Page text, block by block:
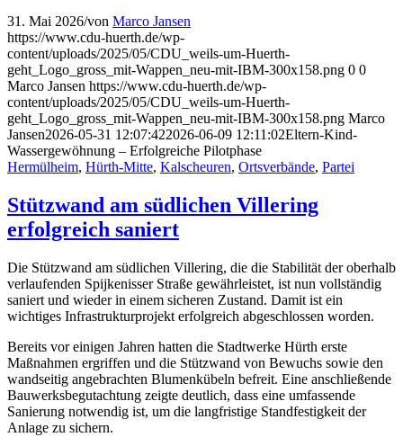
31. Mai 2026/von Marco Jansen
https://www.cdu-huerth.de/wp-
content/uploads/2025/05/CDU_weils-um-Huerth-
geht_Logo_gross_mit-Wappen_neu-mit-IBM-300x158.png 0 0
Marco Jansen https://www.cdu-huerth.de/wp-
content/uploads/2025/05/CDU_weils-um-Huerth-
geht_Logo_gross_mit-Wappen_neu-mit-IBM-300x158.png Marco
Jansen2026-05-31 12:07:422026-06-09 12:11:02Eltern-Kind-
Wassergewöhnung – Erfolgreiche Pilotphase
Hermülheim, Hürth-Mitte, Kalscheuren, Ortsverbände, Partei
Stützwand am südlichen Villering
erfolgreich saniert
Die Stützwand am südlichen Villering, die die Stabilität der oberhalb
verlaufenden Spijkenisser Straße gewährleistet, ist nun vollständig
saniert und wieder in einem sicheren Zustand. Damit ist ein
wichtiges Infrastrukturprojekt erfolgreich abgeschlossen worden.
Bereits vor einigen Jahren hatten die Stadtwerke Hürth erste
Maßnahmen ergriffen und die Stützwand von Bewuchs sowie den
wandseitig angebrachten Blumenkübeln befreit. Eine anschließende
Bauwerksbegutachtung zeigte deutlich, dass eine umfassende
Sanierung notwendig ist, um die langfristige Standfestigkeit der
Anlage zu sichern.